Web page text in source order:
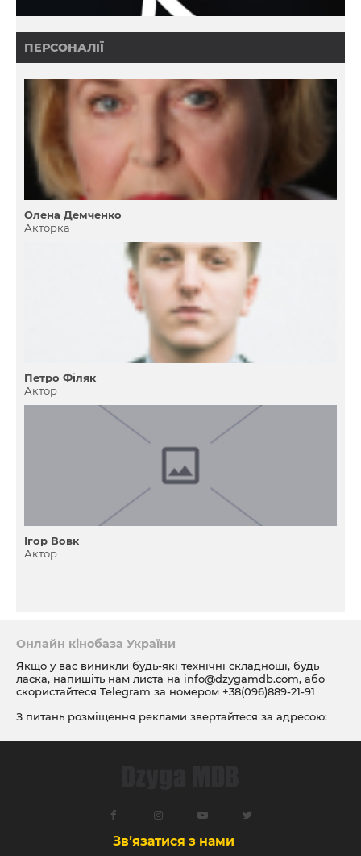
ПЕРСОНАЛІЇ
Олена Демченко
Акторка
Петро Філяк
Актор
Ігор Вовк
Актор
Онлайн кінобаза України
Якщо у вас виникли будь-які технічні складнощі, будь
ласка, напишіть нам листа на info@dzygamdb.com, або
скористайтеся Telegram за номером +38(096)889-21-91
З питань розміщення реклами звертайтеся за адресою:
посиланням
Зв’язатися з нами